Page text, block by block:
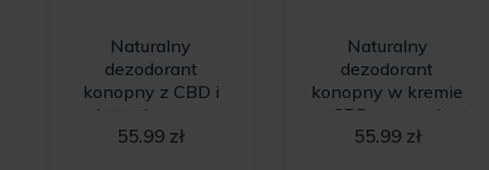
Naturalny
dezodorant
konopny z CBD i
miętą pieprzową
HempKing
55.99 zł
Naturalny
dezodorant
konopny w kremie
z CBD o zapachu
wanilii i kwiatów
55.99 zł